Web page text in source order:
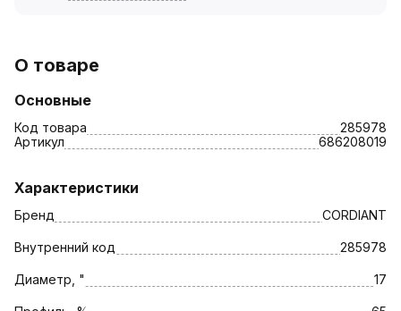
О товаре
Основные
Код товара
285978
Артикул
686208019
Характеристики
Бренд CORDIANT
Внутренний код 285978
Диаметр, " 17